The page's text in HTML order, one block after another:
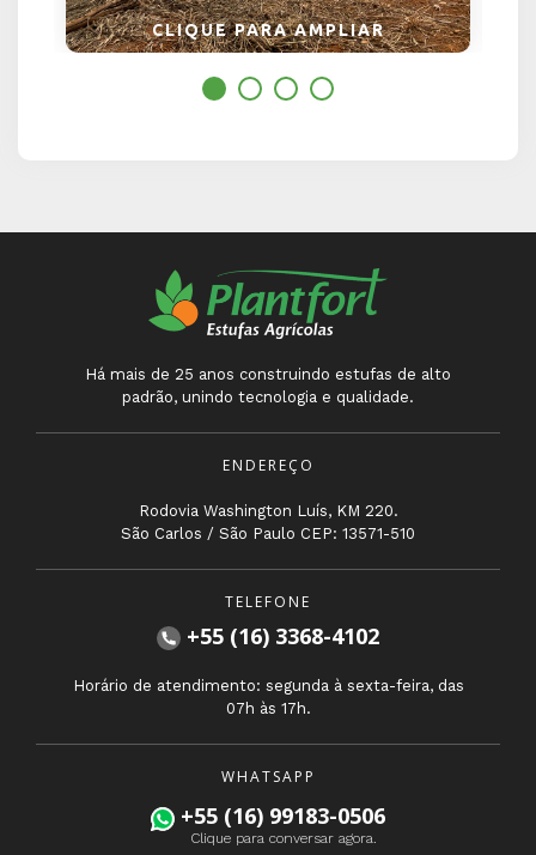
CLIQUE PARA AMPLIAR
2 3 4
Há mais de 25 anos construindo estufas de alto
padrão, unindo tecnologia e qualidade.
ENDEREÇO
Rodovia Washington Luís, KM 220.
São Carlos / São Paulo CEP: 13571-510
TELEFONE
+55 (16) 3368-4102
Horário de atendimento: segunda à sexta-feira, das
07h às 17h.
WHATSAPP
+55 (16) 99183-0506
Clique para conversar agora.